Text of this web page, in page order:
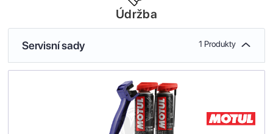
Údržba
Servisní sady 1 Produkty